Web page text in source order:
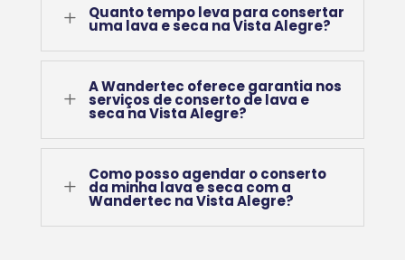
L Quanto tempo leva para consertar
uma lava e seca na Vista Alegre?
L
A Wandertec oferece garantia nos
serviços de conserto de lava e
seca na Vista Alegre?
L
Como posso agendar o conserto
da minha lava e seca com a
Wandertec na Vista Alegre?